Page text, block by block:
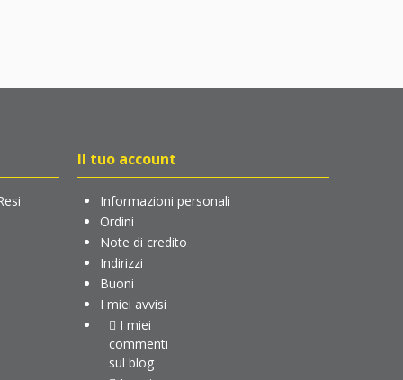
Il tuo account
Informazioni personali
Ordini
Note di credito
Indirizzi
Buoni
I miei avvisi
I miei
commenti
sul blog